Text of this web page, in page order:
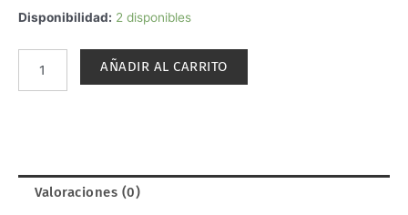
Disponibilidad: 2 disponibles
HORN
GAS/FRENO
FAST3
cantidad
AÑADIR AL CARRITO
Valoraciones (0)